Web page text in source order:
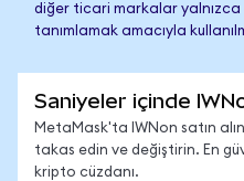
diğer ticari markalar yalnızca
tanımlamak amacıyla
Saniyeler içinde
MetaMask'ta IWNon satın
takas edin ve değiştirin. En
kripto cüzdanı.